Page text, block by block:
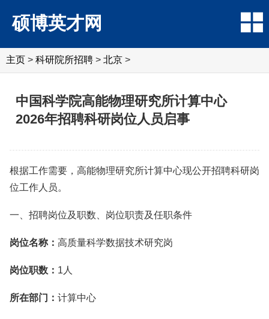
硕博英才网
主页 > 科研院所招聘 > 北京 >
中国科学院高能物理研究所计算中心
2026年招聘科研岗位人员启事
根据工作需要，高能物理研究所计算中心现公开招聘科研岗
位工作人员。
一、招聘岗位及职数、岗位职责及任职条件
岗位名称： 高质量科学数据技术研究岗
岗位职数： 1人
所在部门： 计算中心